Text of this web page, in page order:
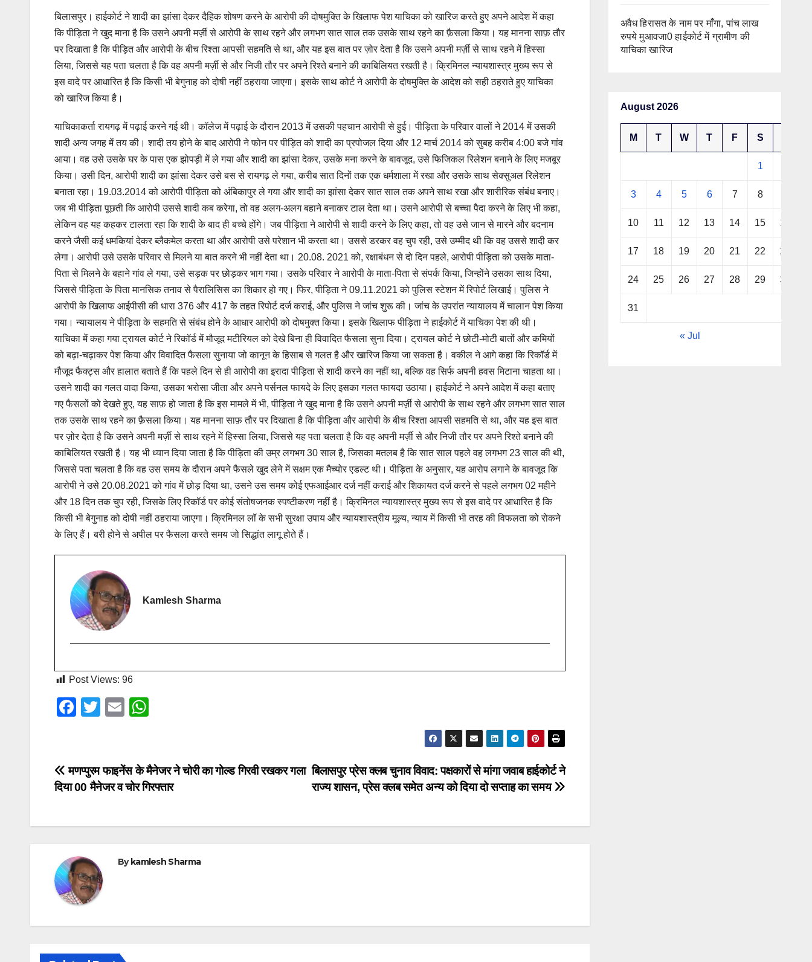
बिलासपुर। हाईकोर्ट ने शादी का झांसा देकर दैहिक शोषण करने के आरोपी की दोषमुक्ति के खिलाफ पेश याचिका को खारिज करते हुए अपने आदेश में कहा
कि पीड़िता ने खुद माना है कि उसने अपनी मर्ज़ी से आरोपी के साथ रहने और लगभग सात साल तक उसके साथ रहने का फ़ैसला किया। यह मानना साफ़ तौर
पर दिखाता है कि पीड़ित और आरोपी के बीच रिश्ता आपसी सहमति से था, और यह इस बात पर ज़ोर देता है कि उसने अपनी मर्ज़ी से साथ रहने में हिस्सा
लिया, जिससे यह पता चलता है कि वह अपनी मर्ज़ी से और निजी तौर पर अपने रिश्ते बनाने की काबिलियत रखती है। क्रिमिनल न्यायशास्त्र मुख्य रूप से
इस वादे पर आधारित है कि किसी भी बेगुनाह को दोषी नहीं ठहराया जाएगा। इसके साथ कोर्ट ने आरोपी के दोषमुक्ति के आदेश को सही ठहराते हुए याचिका
को खारिज किया है।
याचिकाकर्ता रायगढ़ में पढ़ाई करने गई थी। कॉलेज में पढ़ाई के दौरान 2013 में उसकी पहचान आरोपी से हुई। पीड़िता के परिवार वालों ने 2014 में उसकी
शादी अन्य जगह में तय की। शादी तय होने के बाद आरोपी ने फोन पर पीड़ित को शादी का प्रपोजल दिया और 12 मार्च 2014 को सुबह करीब 4:00 बजे गांव
आया। वह उसे उसके घर के पास एक झोपड़ी में ले गया और शादी का झांसा देकर, उसके मना करने के बावजूद, उसे फिजिकल रिलेशन बनाने के लिए मजबूर
किया। उसी दिन, आरोपी शादी का झांसा देकर उसे बस से रायगढ़ ले गया, करीब सात दिनों तक एक धर्मशाला में रखा और उसके साथ सेक्सुअल रिलेशन
बनाता रहा। 19.03.2014 को आरोपी पीड़िता को अंबिकापुर ले गया और शादी का झांसा देकर सात साल तक अपने साथ रखा और शारीरिक संबंध बनाए।
जब भी पीड़िता पूछती कि आरोपी उससे शादी कब करेगा, तो वह अलग-अलग बहाने बनाकर टाल देता था। उसने आरोपी से बच्चा पैदा करने के लिए भी कहा,
लेकिन वह यह कहकर टालता रहा कि शादी के बाद ही बच्चे होंगे। जब पीड़िता ने आरोपी से शादी करने के लिए कहा, तो वह उसे जान से मारने और बदनाम
करने जैसी कई धमकियां देकर ब्लैकमेल करता था और आरोपी उसे परेशान भी करता था। उससे डरकर वह चुप रही, उसे उम्मीद थी कि वह उससे शादी कर
लेगा। आरोपी उसे उसके परिवार से मिलने या बात करने भी नहीं देता था। 20.08. 2021 को, रक्षाबंधन से दो दिन पहले, आरोपी पीड़िता को उसके माता-
पिता से मिलने के बहाने गांव ले गया, उसे सड़क पर छोड़कर भाग गया। उसके परिवार ने आरोपी के माता-पिता से संपर्क किया, जिन्होंने उसका साथ दिया,
जिससे पीड़िता के पिता मानसिक तनाव से पैरालिसिस का शिकार हो गए। फिर, पीड़िता ने 09.11.2021 को पुलिस स्टेशन में रिपोर्ट लिखाई। पुलिस ने
आरोपी के खिलाफ आईपीसी की धारा 376 और 417 के तहत रिपोर्ट दर्ज कराई, और पुलिस ने जांच शुरू की। जांच के उपरांत न्यायालय में चालान पेश किया
गया। न्यायालय ने पीड़िता के सहमति से संबंध होने के आधार आरोपी को दोषमुक्त किया। इसके खिलाफ पीड़िता ने हाईकोर्ट में याचिका पेश की थी।
याचिका में कहा गया ट्रायल कोर्ट ने रिकॉर्ड में मौजूद मटीरियल को देखे बिना ही विवादित फैसला सुना दिया। ट्रायल कोर्ट ने छोटी-मोटी बातों और कमियों
को बढ़ा-चढ़ाकर पेश किया और विवादित फैसला सुनाया जो कानून के हिसाब से गलत है और खारिज किया जा सकता है। वकील ने आगे कहा कि रिकॉर्ड में
मौजूद फैक्ट्स और हालात बताते हैं कि पहले दिन से ही आरोपी का इरादा पीड़िता से शादी करने का नहीं था, बल्कि वह सिर्फ अपनी हवस मिटाना चाहता था।
उसने शादी का गलत वादा किया, उसका भरोसा जीता और अपने पर्सनल फायदे के लिए इसका गलत फायदा उठाया। हाईकोर्ट ने अपने आदेश में कहा बताए
गए फैसलों को देखते हुए, यह साफ़ हो जाता है कि इस मामले में भी, पीड़िता ने खुद माना है कि उसने अपनी मर्ज़ी से आरोपी के साथ रहने और लगभग सात साल
तक उसके साथ रहने का फ़ैसला किया। यह मानना साफ़ तौर पर दिखाता है कि पीड़िता और आरोपी के बीच रिश्ता आपसी सहमति से था, और यह इस बात
पर ज़ोर देता है कि उसने अपनी मर्ज़ी से साथ रहने में हिस्सा लिया, जिससे यह पता चलता है कि वह अपनी मर्ज़ी से और निजी तौर पर अपने रिश्ते बनाने की
काबिलियत रखती है। यह भी ध्यान दिया जाता है कि पीड़िता की उम्र लगभग 30 साल है, जिसका मतलब है कि सात साल पहले वह लगभग 23 साल की थी,
जिससे पता चलता है कि वह उस समय के दौरान अपने फैसले खुद लेने में सक्षम एक मैच्योर एडल्ट थी। पीड़िता के अनुसार, यह आरोप लगाने के बावजूद कि
आरोपी ने उसे 20.08.2021 को गांव में छोड़ दिया था, उसने उस समय कोई एफआईआर दर्ज नहीं कराई और शिकायत दर्ज करने से पहले लगभग 02 महीने
और 18 दिन तक चुप रही, जिसके लिए रिकॉर्ड पर कोई संतोषजनक स्पष्टीकरण नहीं है। क्रिमिनल न्यायशास्त्र मुख्य रूप से इस वादे पर आधारित है कि
किसी भी बेगुनाह को दोषी नहीं ठहराया जाएगा। क्रिमिनल लॉ के सभी सुरक्षा उपाय और न्यायशास्त्रीय मूल्य, न्याय में किसी भी तरह की विफलता को रोकने
के लिए हैं। बरी होने से अपील पर फैसला करते समय जो सिद्धांत लागू होते हैं।
Kamlesh Sharma
Post Views: 96
F
e
b
o
T
er
E
s
A
p
Post
navigation
बिलासपुर प्रेस क्लब चुनाव विवाद: पक्षकारों से मांगा जवाब हाईकोर्ट ने
राज्य शासन, प्रेस क्लब समेत अन्य को दिया दो सप्ताह का समय
मणप्पुरम फाइनेंस के मैनेजर ने चोरी का गोल्ड गिरवी रखकर गला
दिया 00 मैनेजर व चोर गिरफ्तार
Bykamlesh Sharma
अवैध हिरासत के नाम पर माँगा, पांच लाख
रुपये मुआवजा0 हाईकोर्ट में ग्रामीण की
याचिका खारिज
August 2026
M T W T F S
1
3 4 5 6 7 8
10 11 12 13 14 15 16
17 18 19 20 21 22 23
24 25 26 27 28 29 30
31
« Jul